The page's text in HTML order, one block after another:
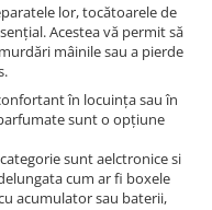
lor, tocătoarele de
Acestea vă permit să
mâinile sau a pierde
în locuința sau în
sunt o opțiune
sunt aelctronice si
cum ar fi boxele
acumulator sau baterii,